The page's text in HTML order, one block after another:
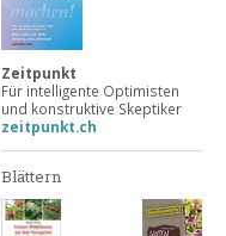
Zeitpunkt
Für intelligente Optimisten
und konstruktive Skeptiker
zeitpunkt.ch
Blättern